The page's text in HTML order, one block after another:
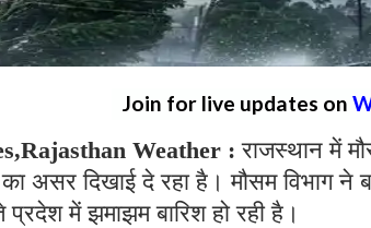
Join for live updates on
Weather : राजस्थान में
असर दिखाई दे रहा है। मौसम विभाग ने
में झमाझम बारिश हो रही है।